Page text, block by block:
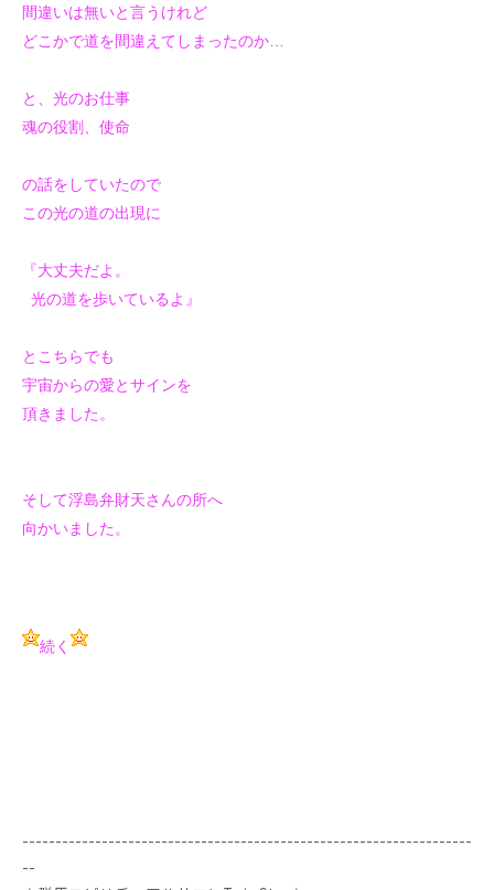
間違いは無いと言うけれど
どこかで道を間違えてしまったのか…
と、 光のお仕事
魂の役割、使命
の話をしていたので
この光の道の出現に
『大丈夫だよ。
光の道を歩いているよ』
とこちらでも
宇宙からの愛とサインを
頂きました。
そして浮島弁財天さんの所へ
向かいました。
続く
--------------------------------------------------------------------
--